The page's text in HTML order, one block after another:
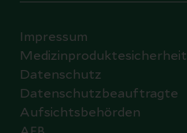
Impressum
Medizinproduktesicherheit
Datenschutz
Datenschutzbeauftragte
Aufsichtsbehörden